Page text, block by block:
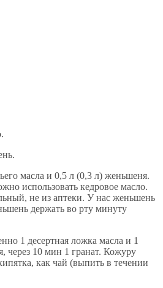
масла и 0,5 л (0,3 л) женьшеня.
использовать кедровое масло.
не из аптеки. У нас женьшень
держать во рту минуту
1 десертная ложка масла и 1
через 10 мин 1 гранат. Кожуру
как чай (выпить в течении